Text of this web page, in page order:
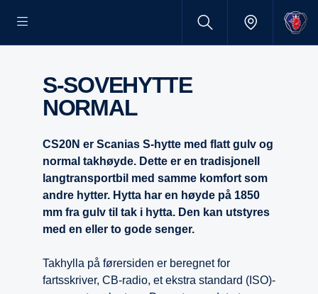
S-SOVEHYTTE
NORMAL
CS20N er Scanias S-hytte med flatt gulv og
normal takhøyde. Dette er en tradisjonell
langtransportbil med samme komfort som
andre hytter. Hytta har en høyde på 1850
mm fra gulv til tak i hytta. Den kan utstyres
med en eller to gode senger.
Takhylla på førersiden er beregnet for
fartsskriver, CB-radio, et ekstra standard (ISO)-